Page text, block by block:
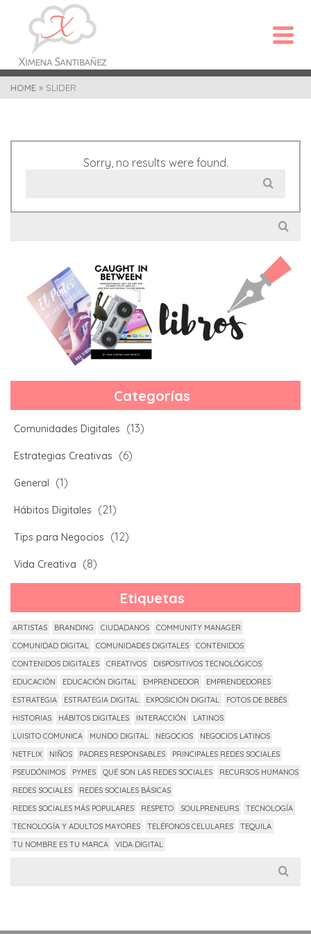
HOME » SLIDER
Sorry, no results were found.
Categorías
Comunidades Digitales (13)
Estrategias Creativas (6)
General (1)
Hábitos Digitales (21)
Tips para Negocios (12)
Vida Creativa (8)
Etiquetas
ARTISTAS BRANDING CIUDADANOS
COMMUNITY MANAGER
COMUNIDAD DIGITAL
COMUNIDADES DIGITALES
CONTENIDOS
CONTENIDOS DIGITALES
CREATIVOS
DISPOSITIVOS TECNOLÓGICOS
EDUCACIÓN
EDUCACIÓN DIGITAL EMPRENDEDOR
EMPRENDEDORES
ESTRATEGIA
ESTRATEGIA DIGITAL EXPOSICIÓN DIGITAL
FOTOS DE BEBÉS
HISTORIAS
HÁBITOS DIGITALES INTERACCIÓN
LATINOS
LUISITO COMUNICA
MUNDO DIGITAL NEGOCIOS
NEGOCIOS LATINOS
NETFLIX
NIÑOS PADRES RESPONSABLES
PRINCIPALES REDES SOCIALES
PSEUDÓNIMOS
PYMES QUÉ SON LAS REDES SOCIALES
RECURSOS HUMANOS
REDES SOCIALES
REDES SOCIALES BÁSICAS
REDES SOCIALES MÁS POPULARES
RESPETO SOULPRENEURS
TECNOLOGÍA
TECNOLOGÍA Y ADULTOS MAYORES
TELÉFONOS CELULARES
TEQUILA
TU NOMBRE ES TU MARCA
VIDA DIGITAL